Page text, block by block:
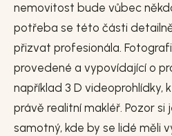
nemovitost bude vůbec
potřeba se této části
přizvat profesionála.
provedené a vypovídající o
například 3 D videoprohlídky,
právě realitní makléř. Pozor
samotný, kde by se lidé měli